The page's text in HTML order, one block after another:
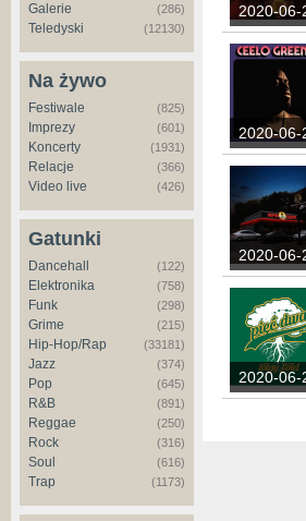
Galerie (286)
Teledyski (12130)
Na żywo
Festiwale (825)
Imprezy (601)
Koncerty (1931)
Relacje (366)
Video live (426)
Gatunki
Dancehall (122)
Elektronika (758)
Funk (298)
Grime (215)
Hip-Hop/Rap (33181)
Jazz (374)
Pop (645)
R&B (891)
Reggae (250)
Rock (316)
Soul (616)
Trap (1173)
2020-06-
2020-06-
2020-06-
2020-06-